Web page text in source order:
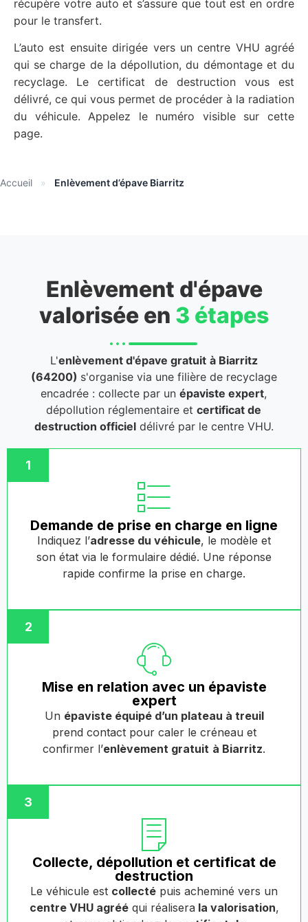
récupère votre auto et s’assure que tout est en ordre
pour le transfert.
L’auto est ensuite dirigée vers un centre VHU agréé
qui se charge de la dépollution, du démontage et du
recyclage. Le certificat de destruction vous est
délivré, ce qui vous permet de procéder à la radiation
du véhicule. Appelez le numéro visible sur cette
page.
Accueil » Enlèvement d’épave Biarritz
Enlèvement d'épave
valorisée en 3 étapes
L'enlèvement d'épave gratuit à Biarritz
(64200) s'organise via une filière de recyclage
encadrée : collecte par unépaviste expert,
dépollution réglementaire etcertificat de
destruction officieldélivré par le centre VHU.
1
Demande de prise en charge en ligne
Indiquez l’adresse du véhicule, le modèle et
son état via le formulaire dédié. Une réponse
rapide confirme la prise en charge.
2
Mise en relation avec un épaviste
expert
Un épaviste équipé d’un plateau à treuil
prend contact pour caler le créneau et
confirmer l’enlèvement gratuit à Biarritz.
3
Collecte, dépollution et certificat de
destruction
Le véhicule est collecté puis acheminé vers un
centre VHU agrééqui réalisera la valorisation,